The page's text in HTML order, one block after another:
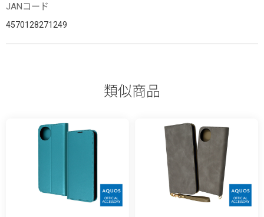
JANコード
4570128271249
類似商品